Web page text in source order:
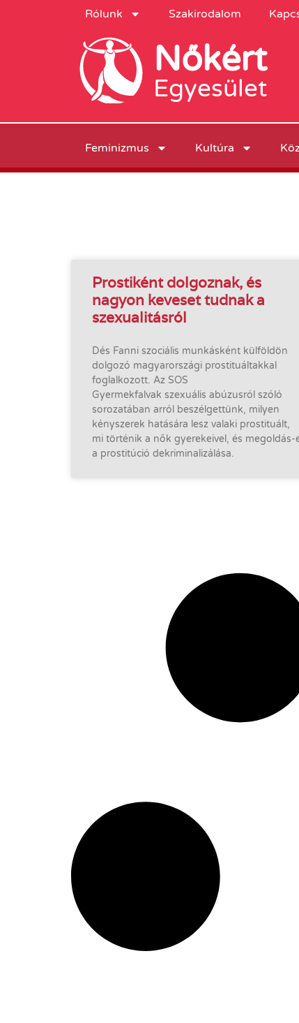
Rólunk Szakirodalom
Nőkért
Egyesület
Feminizmus Kultúra
Prostiként dolgoznak, és
nagyon keveset tudnak a
szexualitásról
Dés Fanni szociális munkásként külföldön
dolgozó magyarországi prostituáltakkal
foglalkozott. Az SOS
Gyermekfalvak szexuális abúzusról szóló
sorozatában arról beszélgettünk, milyen
kényszerek hatására lesz valaki prostituált,
mi történik a nők gyerekeivel, és megoldás-
a prostitúció dekriminalizálása.